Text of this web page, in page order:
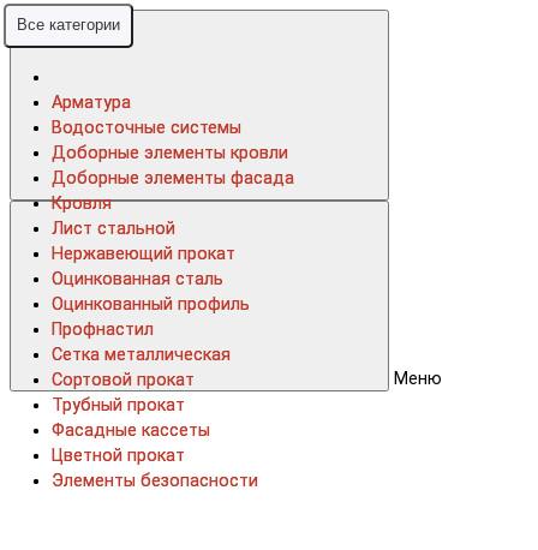
Меню
Все категории
Арматура
Водосточные системы
Доборные элементы кровли
Доборные элементы фасада
Кровля
Лист стальной
Нержавеющий прокат
Оцинкованная сталь
Оцинкованный профиль
Профнастил
Сетка металлическая
Сортовой прокат
Трубный прокат
Фасадные кассеты
Цветной прокат
Элементы безопасности
Все категории
Арматура
Водосточные системы
Доборные элементы кровли
Доборные элементы фасада
Кровля
Лист стальной
Нержавеющий прокат
Оцинкованная сталь
Оцинкованный профиль
Профнастил
Сетка металлическая
Сортовой прокат
Трубный прокат
Фасадные кассеты
Цветной прокат
Элементы безопасности